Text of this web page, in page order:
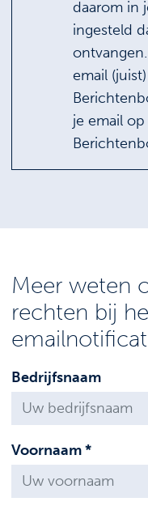
daarom in
ingesteld
email
je email
Meer weten
rechten bij
Bedrijfsnaam
Voornaam *